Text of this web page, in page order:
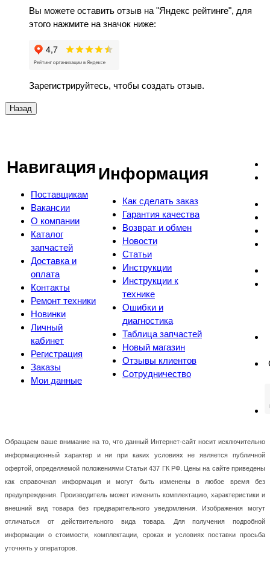
Вы можете оставить отзыв на "Яндекс рейтинге", для
этого нажмите на значок ниже:
Зарегистрируйтесь, чтобы создать отзыв.
Навигация
Поставщикам
Вакансии
О компании
Каталог
запчастей
Доставка и
оплата
Контакты
Ремонт техники
Новинки
Личный
кабинет
Регистрация
Заказы
Мои данные
Информация
Как сделать заказ
Гарантия качества
Возврат и обмен
Новости
Статьи
Инструкции
Инструкции к
технике
Ошибки и
диагностика
Таблица запчастей
Новый магазин
Отзывы клиентов
Сотрудничество
Обращаем ваше внимание на то, что данный Интернет-сайт носит исключительно
информационный характер и ни при каких условиях не является публичной
офертой, определяемой положениями Статьи 437 ГК РФ. Цены на сайте приведены
как справочная информация и могут быть изменены в любое время без
предупреждения. Производитель может изменить комплектацию, характеристики и
внешний вид товара без предварительного уведомления. Изображения могут
отличаться от действительного вида товара. Для получения подробной
информации о стоимости, комплектации, сроках и условиях поставки просьба
уточнять у операторов.